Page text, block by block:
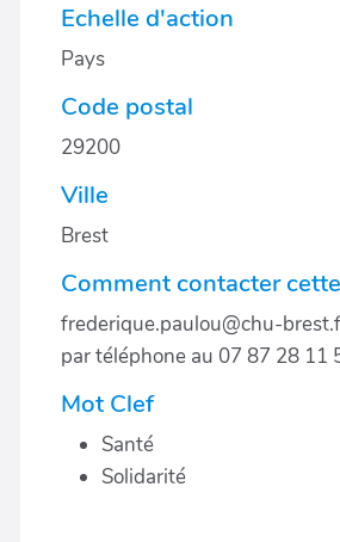
Echelle d'action
Pays
Code postal
29200
Ville
Brest
Comment contacter
frederique.paulou@chu-
par téléphone au 07 87 28 11
Mot Clef
Santé
Solidarité